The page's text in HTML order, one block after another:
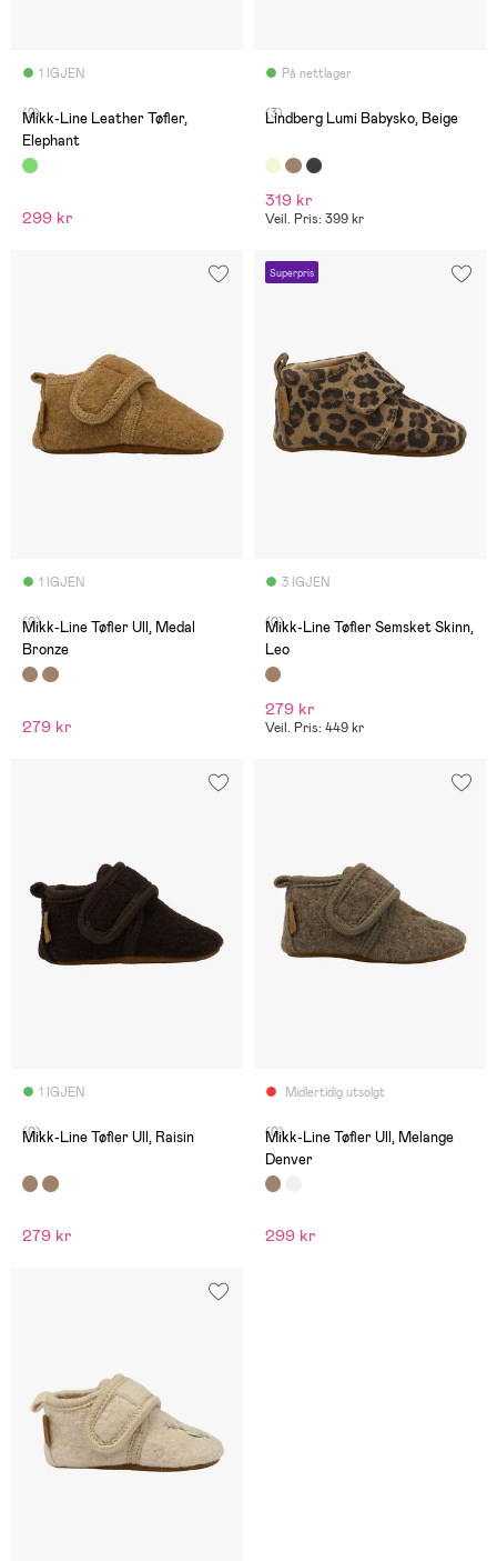
1 IGJEN
(2)
Mikk-Line Leather Tøfler,
Elephant
299 kr
På nettlager
(3)
Lindberg Lumi Babysko, Beige
319 kr
Veil. Pris: 399 kr
1 IGJEN
(0)
Mikk-Line Tøfler Ull, Medal
Bronze
279 kr
Superpris
3 IGJEN
(0)
Mikk-Line Tøfler Semsket Skinn,
Leo
279 kr
Veil. Pris: 449 kr
1 IGJEN
(0)
Mikk-Line Tøfler Ull, Raisin
279 kr
Midlertidig utsolgt
(0)
Mikk-Line Tøfler Ull, Melange
Denver
299 kr